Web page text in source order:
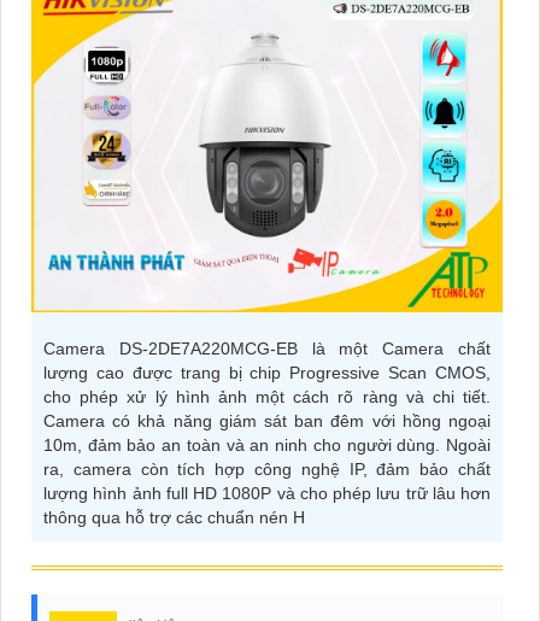
Camera DS-2DE7A220MCG-EB là một Camera chất
lượng cao được trang bị chip Progressive Scan CMOS,
cho phép xử lý hình ảnh một cách rõ ràng và chi tiết.
Camera có khả năng giám sát ban đêm với hồng ngoại
10m, đảm bảo an toàn và an ninh cho người dùng. Ngoài
ra, camera còn tích hợp công nghệ IP, đảm bảo chất
lượng hình ảnh full HD 1080P và cho phép lưu trữ lâu hơn
thông qua hỗ trợ các chuẩn nén H